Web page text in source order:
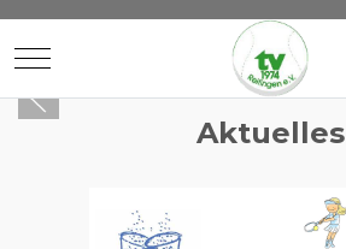
Mobile Menu Toggle
Aktuelles